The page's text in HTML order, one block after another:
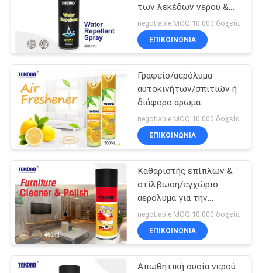
ΠΟΛΙΤΙΚΉ
ΑΠΟΡΡΉΤΟΥ
των λεκέδων νερού &
την κράτηση των
επιφανειών καθαρών και
ξηρών
negotiable MOQ:10.000 δοχεία
ΕΠΙΚΟΙΝΩΝΊΑ
Γραφείο/αερόλυμα
αυτοκινήτων/σπιτιών ή
διάφορο άρωμα
ψεκασμού αναψυκτικών
αέρα διαθέσιμο
negotiable MOQ:10.000 δοχεία
ΕΠΙΚΟΙΝΩΝΊΑ
Καθαριστής επίπλων &
στίλβωση/εγχώριο
αερόλυμα για την
αφαίρεση της σκόνης και
των δακτυλικών
αποτυπωμάτων
negotiable MOQ:10.000 δοχεία
ΕΠΙΚΟΙΝΩΝΊΑ
Απωθητική ουσία νερού